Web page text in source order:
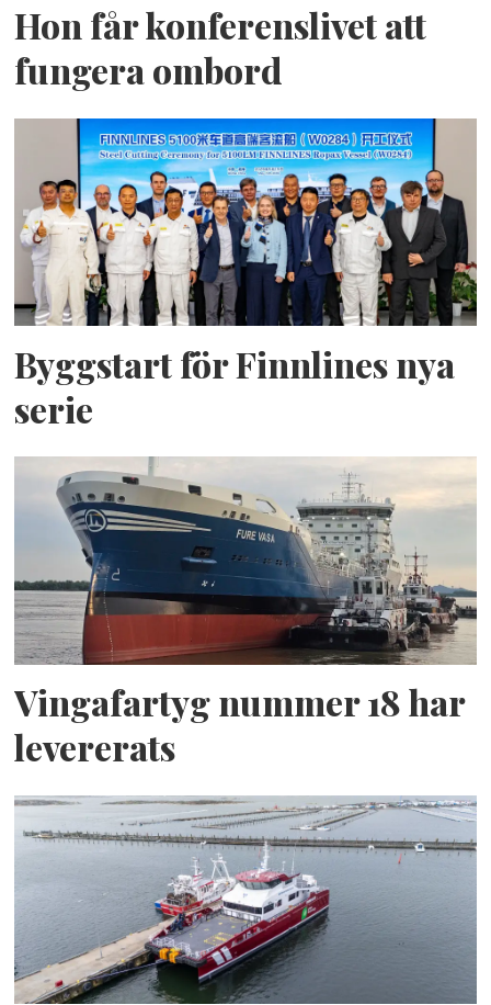
Hon får konferenslivet att
fungera ombord
Byggstart för Finnlines nya
serie
Vingafartyg nummer 18 har
levererats